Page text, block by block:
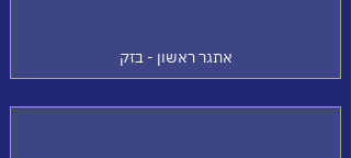
אתגר ראשון - בזק